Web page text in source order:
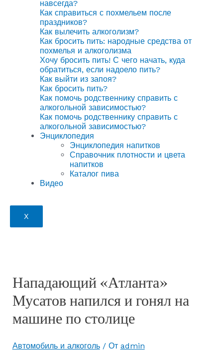
навсегда?
Как справиться с похмельем после
праздников?
Как вылечить алкоголизм?
Как бросить пить: народные средства от
похмелья и алкоголизма
Хочу бросить пить! С чего начать, куда
обратиться, если надоело пить?
Как выйти из запоя?
Как бросить пить?
Как помочь родственнику справить с
алкогольной зависимостью?
Как помочь родственнику справить с
алкогольной зависимостью?
Энциклопедия
Энциклопедия напитков
Справочник плотности и цвета
напитков
Каталог пива
Видео
X
Нападающий «Атланта»
Мусатов напился и гонял на
машине по столице
Автомобиль и алкоголь/ От admin